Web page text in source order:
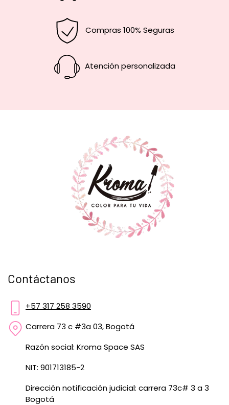
Compras 100% Seguras
Atención personalizada
Contáctanos
+57 317 258 3590
Carrera 73 c #3a 03, Bogotá
Razón social: Kroma Space SAS
NIT: 901713185-2
Dirección notificación judicial: carrera 73c# 3 a 3
Bogotá